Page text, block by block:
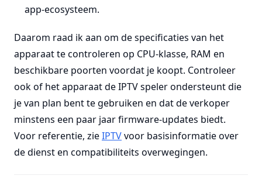
app-ecosysteem.
Daarom raad ik aan om de specificaties van het
apparaat te controleren op CPU-klasse, RAM en
beschikbare poorten voordat je koopt. Controleer
ook of het apparaat de IPTV speler ondersteunt die
je van plan bent te gebruiken en dat de verkoper
minstens een paar jaar firmware-updates biedt.
Voor referentie, zieIPTVvoor basisinformatie over
de dienst en compatibiliteits overwegingen.